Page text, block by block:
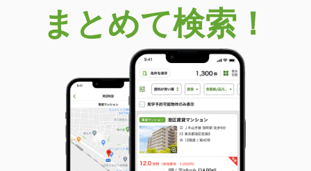
まとめて検索！